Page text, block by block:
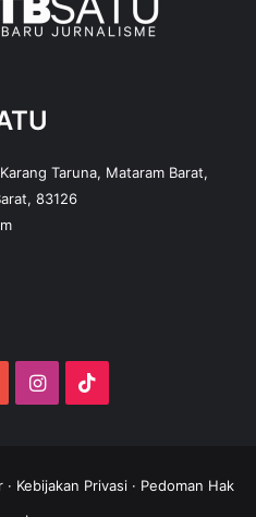
Taruna, Mataram Barat,
83126
Instagram
· Kebijakan Privasi · Pedoman Hak